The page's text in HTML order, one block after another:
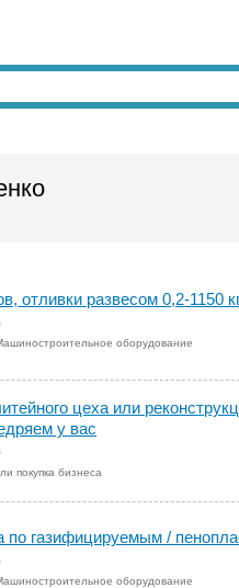
отливки развесом 0,2-1150
оборудование
цеха или
у вас
покупка бизнеса
по газифицируемым /
оборудование